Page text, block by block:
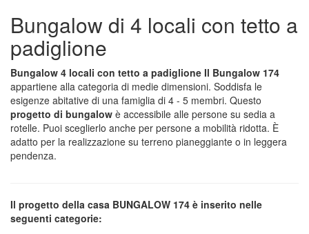
Bungalow di 4 locali con tetto a
padiglione
Bungalow 4 locali con tetto a padiglione Il Bungalow 174
appartiene alla categoria di medie dimensioni. Soddisfa le
esigenze abitative di una famiglia di 4 - 5 membri. Questo
progetto di bungalow è accessibile alle persone su sedia a
rotelle. Puoi sceglierlo anche per persone a mobilità ridotta. È
adatto per la realizzazione su terreno pianeggiante o in leggera
pendenza.
Il progetto della casa BUNGALOW 174 è inserito nelle
seguenti categorie: